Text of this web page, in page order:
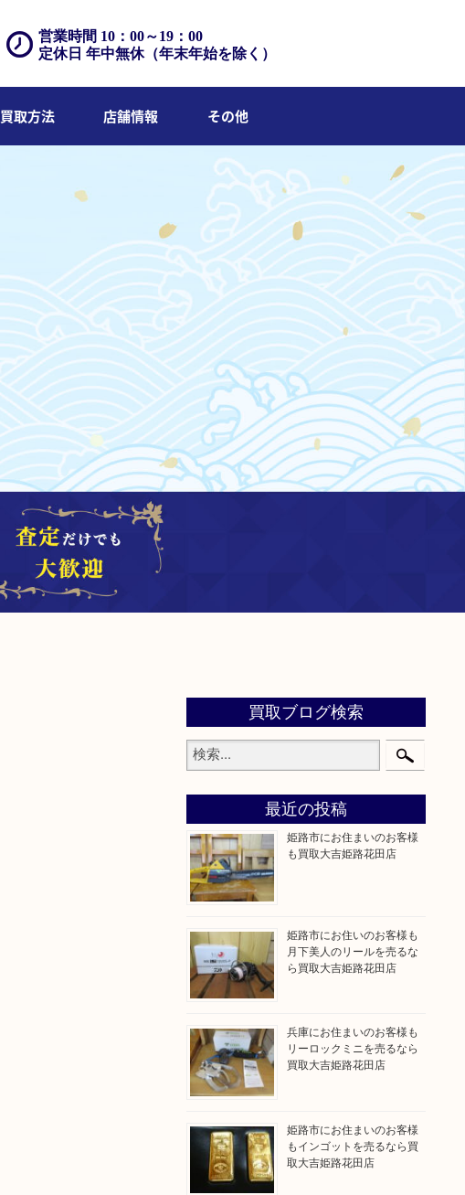
営業時間 10：00～19：00
定休日 年中無休（年末年始を除く）
買取方法 店舗情報 その他
買取ブログ検索
最近の投稿
姫路市にお住まいのお客様
も買取大吉姫路花田店
姫路市にお住いのお客様も
月下美人のリールを売るな
ら買取大吉姫路花田店
兵庫にお住まいのお客様も
リーロックミニを売るなら
買取大吉姫路花田店
姫路市にお住まいのお客様
もインゴットを売るなら買
取大吉姫路花田店